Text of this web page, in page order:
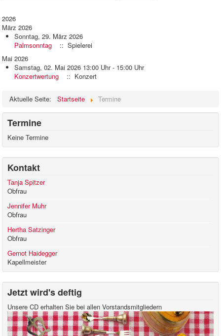
2026
März 2026
Sonntag, 29. März 2026
Palmsonntag
:: Spielerei
Mai 2026
Samstag, 02. Mai 2026 13:00 Uhr - 15:00 Uhr
Konzertwertung
:: Konzert
Pagination List Limit
Aktuelle Seite: Startseite Termine
Termine
Keine Termine
Kontakt
Tanja Spitzer
Obfrau
Jennifer Muhr
Obfrau
Hertha Satzinger
Obfrau
Gernot Haidegger
Kapellmeister
Jetzt wird's deftig
Unsere CD erhalten Sie bei allen Vorstandsmitgliedern